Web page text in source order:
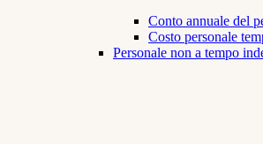
Conto annuale del
Costo personale
Personale non a tempo